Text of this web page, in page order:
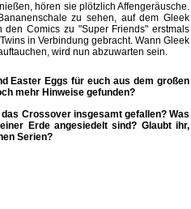
hören sie plötzlich Affengeräusche.
zu sehen, auf dem Gleek
Comics zu "Super Friends" erstmals
in Verbindung gebracht. Wann Gleek
wird nun abzuwarten sein.
Easter Eggs für euch aus dem großen
mehr Hinweise gefunden?
Crossover insgesamt gefallen? Was
Erde angesiedelt sind? Glaubt ihr,
Serien?